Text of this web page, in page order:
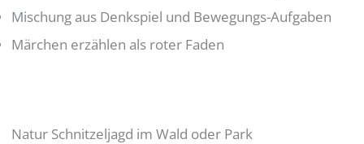
Mischung aus Denkspiel und Bewegungs-Aufgaben
Märchen erzählen als roter Faden
Natur Schnitzeljagd im Wald oder Park